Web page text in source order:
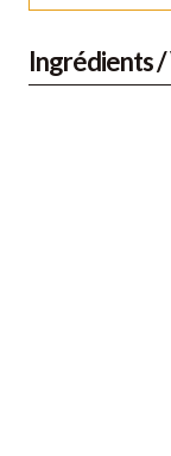
Ingrédients